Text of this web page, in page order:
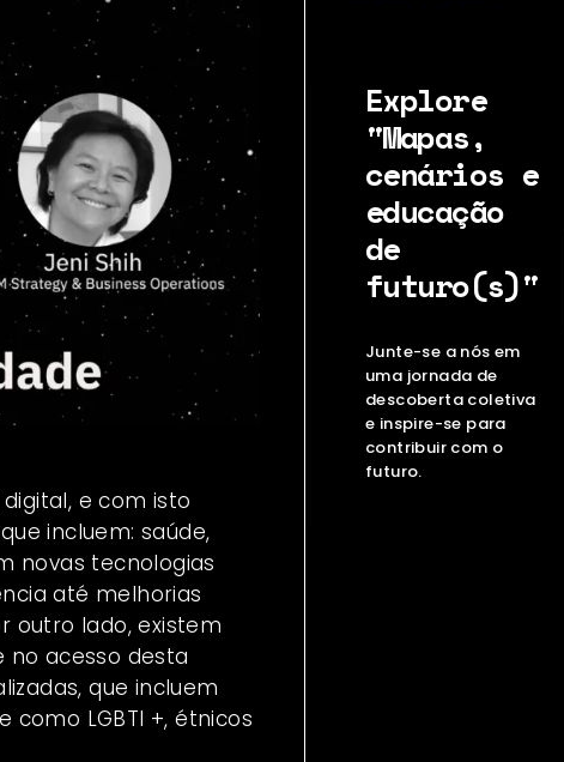
e com isto
incluem: saúde,
novas tecnologias
até melhorias
outro lado, existem
no acesso desta
que incluem
LGBTI +, étnicos
Explore
"Mapas,
cenários e
educação
de
futuro(s)"
Junte-se a nós em
uma jornada de
descoberta coletiva
e inspire-se para
contribuir com o
futuro.